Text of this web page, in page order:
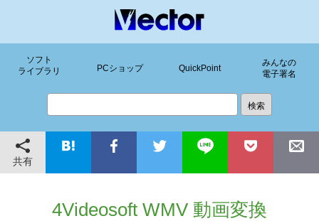
ソフト
ライブラリ
PCショップ QuickPoint
みんなの
電子署名
共有
4Videosoft WMV 動画変換